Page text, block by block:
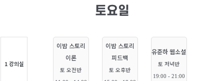
토요일
1 강의실
이밤 스토리
이론
토 오전반
이밤 스토리
피드백
토 오후반
유준하 웹소설
토 저녁반
19:00 - 21:00